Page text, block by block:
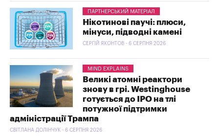
ПАРТНЕРСЬКИЙ МАТЕРІАЛ
Нікотинові паучі: плюси,
мінуси, підводні камені
СЕРГІЙ ЯХОНТОВ - 6 СЕРПНЯ 2026
MIND EXPLAINS
Великі атомні реактори
знову в грі. Westinghouse
готується до IPO на тлі
потужної підтримки
адміністрації Трампа
СВІТЛАНА ДОЛІНЧУК - 6 СЕРПНЯ 2026